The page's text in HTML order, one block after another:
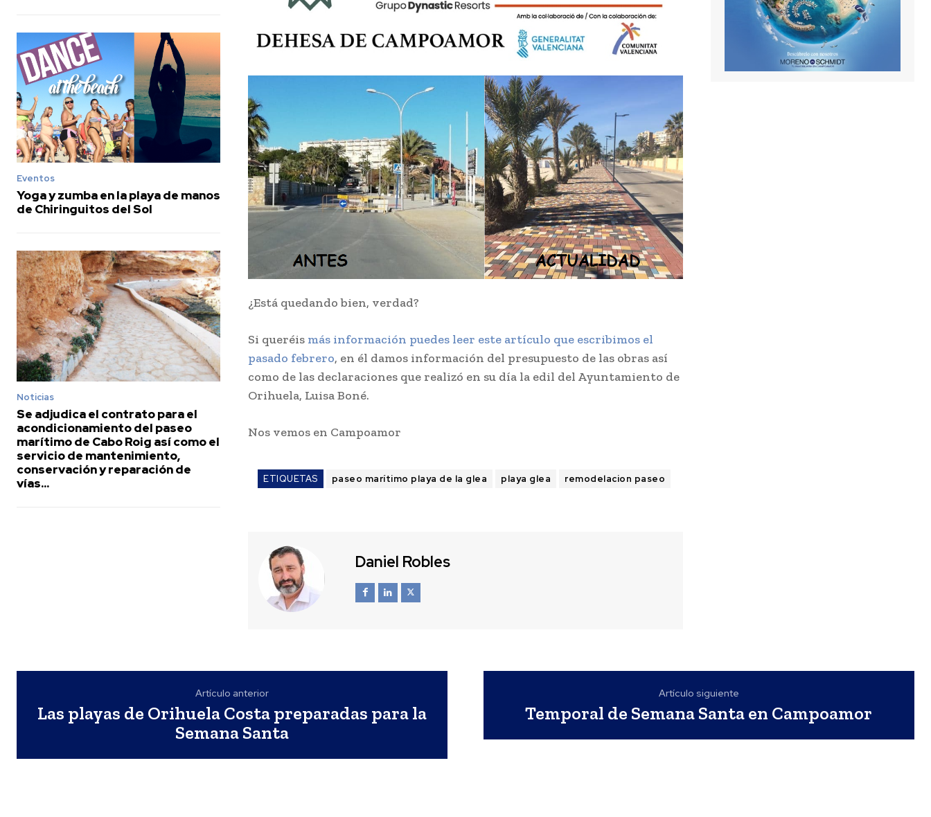
Eventos
Yoga y zumba en la playa de manos
de Chiringuitos del Sol
Noticias
Se adjudica el contrato para el
acondicionamiento del paseo
marítimo de Cabo Roig así como el
servicio de mantenimiento,
conservación y reparación de
vías...
¿Está quedando bien, verdad?
Si queréis más información puedes leer este artículo que escribimos el
pasado febrero, en él damos información del presupuesto de las obras así
como de las declaraciones que realizó en su día la edil del Ayuntamiento de
Orihuela, Luisa Boné.
Nos vemos en Campoamor
ETIQUETAS paseo marítimo playa de la glea playa glea remodelacion paseo
Daniel Robles
Artículo anterior
Las playas de Orihuela Costa preparadas para la
Semana Santa
Artículo siguiente
Temporal de Semana Santa en Campoamor